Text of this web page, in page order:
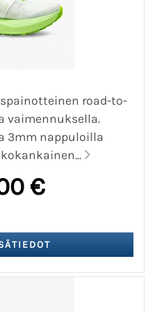
road-to-
vaimennuksella.
3mm nappuloilla
€